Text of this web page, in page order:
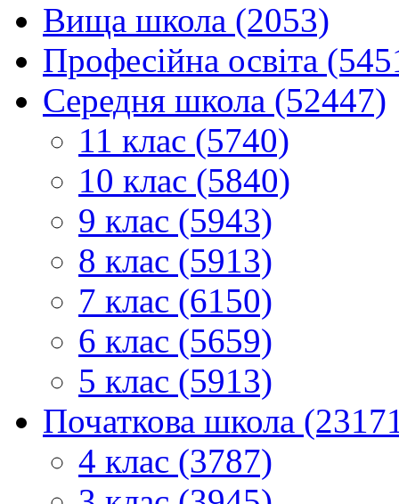
Вища школа (2053)
Професійна освіта
Середня школа (52447)
11 клас (5740)
10 клас (5840)
9 клас (5943)
8 клас (5913)
7 клас (6150)
6 клас (5659)
5 клас (5913)
Початкова школа
4 клас (3787)